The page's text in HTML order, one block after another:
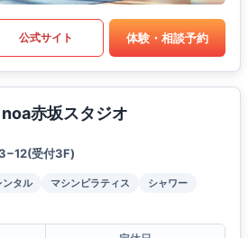
公式サイト 体験・相談予約
赤坂スタジオ
受付3F)
ンタル マシンピラティス
シャワー